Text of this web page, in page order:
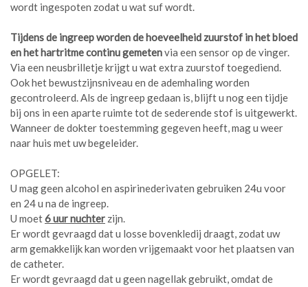
wordt ingespoten zodat u wat suf wordt.
Tijdens de ingreep worden de hoeveelheid zuurstof in het bloed
en het hartritme continu gemetenvia een sensor op de vinger.
Via een neusbrilletje krijgt u wat extra zuurstof toegediend.
Ook het bewustzijnsniveau en de ademhaling worden
gecontroleerd. Als de ingreep gedaan is, blijft u nog een tijdje
bij ons in een aparte ruimte tot de sederende stof is uitgewerkt.
Wanneer de dokter toestemming gegeven heeft, mag u weer
naar huis met uw begeleider.
OPGELET:
U mag geen alcohol en aspirinederivaten gebruiken 24u voor
en 24 u na de ingreep.
U moet6 uur nuchter zijn.
Er wordt gevraagd dat u losse bovenkledij draagt, zodat uw
arm gemakkelijk kan worden vrijgemaakt voor het plaatsen van
de catheter.
Er wordt gevraagd dat u geen nagellak gebruikt, omdat de